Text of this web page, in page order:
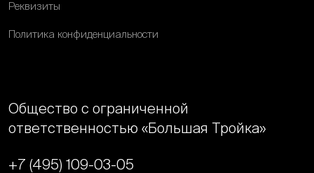
Реквизиты
Политика конфиденциальности
Общество с ограниченной
ответственностью «Большая Тройка»
+7 (495) 109-03-05